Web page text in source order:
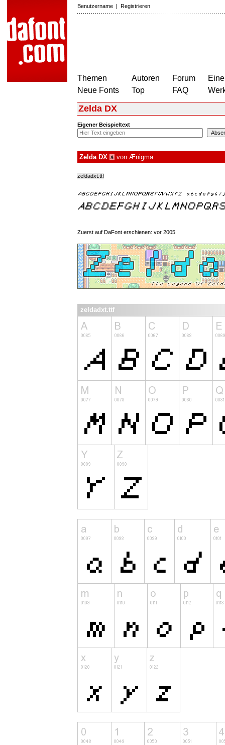
Benutzername | Registrieren
Themen
Neue Fonts
Autoren
Top
Forum
FAQ
Zelda DX
Eigener Beispieltext
Zelda DX à von Ænigma
zeldadxt.ttf
Zuerst auf DaFont erschienen: vor 2005
zeldadxt.ttf